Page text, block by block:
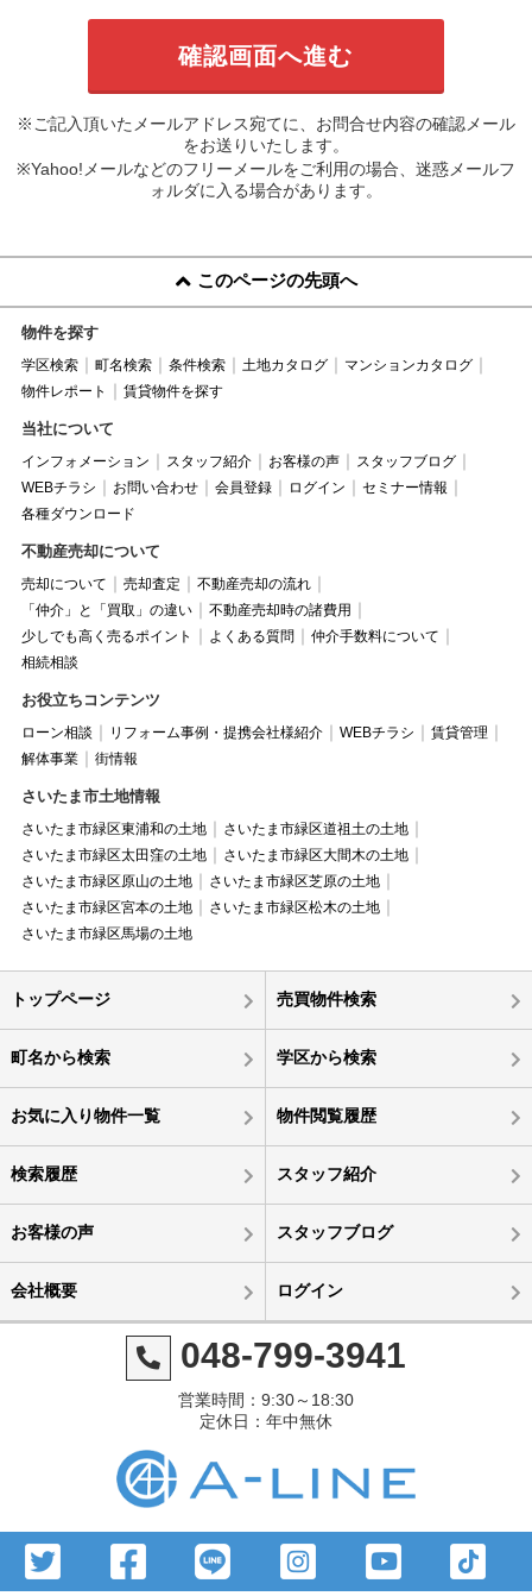
※ご記入頂いたメールアドレス宛てに、お問合せ内容の確認メール
をお送りいたします。
※Yahoo!メールなどのフリーメールをご利用の場合、迷惑メールフ
ォルダに入る場合があります。
このページの先頭へ
物件を探す
学区検索 町名検索 条件検索 土地カタログ
マンションカタログ
物件レポート
賃貸物件を探す
当社について
インフォメーション スタッフ紹介 お客様の声
スタッフブログ
WEBチラシ
お問い合わせ 会員登録 ログイン
セミナー情報
各種ダウンロード
不動産売却について
売却について 売却査定
不動産売却の流れ
「仲介」と「買取」の違い
不動産売却時の諸費用
少しでも高く売るポイント
よくある質問
仲介手数料について
相続相談
お役立ちコンテンツ
ローン相談 リフォーム事例・提携会社様紹介 WEBチラシ
賃貸管理
解体事業
街情報
さいたま市土地情報
さいたま市緑区東浦和の土地
さいたま市緑区道祖土の土地
さいたま市緑区太田窪の土地
さいたま市緑区大間木の土地
さいたま市緑区原山の土地
さいたま市緑区芝原の土地
さいたま市緑区宮本の土地
さいたま市緑区松木の土地
さいたま市緑区馬場の土地
トップページ 売買物件検索
町名から検索 学区から検索
お気に入り物件一覧 物件閲覧履歴
検索履歴 スタッフ紹介
お客様の声 スタッフブログ
会社概要 ログイン
048-799-3941
営業時間：9:30～18:30
定休日：年中無休